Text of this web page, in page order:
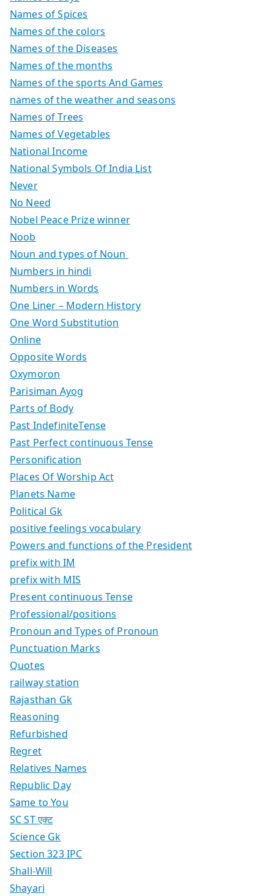
Names of Spices
Names of the colors
Names of the Diseases
Names of the months
Names of the sports And Games
names of the weather and seasons
Names of Trees
Names of Vegetables
National Income
National Symbols Of India List
Never
No Need
Nobel Peace Prize winner
Noob
Noun and types of Noun
Numbers in hindi
Numbers in Words
One Liner – Modern History
One Word Substitution
Online
Opposite Words
Oxymoron
Parisiman Ayog
Parts of Body
Past IndefiniteTense
Past Perfect continuous Tense
Personification
Places Of Worship Act
Planets Name
Political Gk
positive feelings vocabulary
Powers and functions of the President
prefix with IM
prefix with MIS
Present continuous Tense
Professional/positions
Pronoun and Types of Pronoun
Punctuation Marks
Quotes
railway station
Rajasthan Gk
Reasoning
Refurbished
Regret
Relatives Names
Republic Day
Same to You
SC ST एक्ट
Science Gk
Section 323 IPC
Shall-Will
Shayari